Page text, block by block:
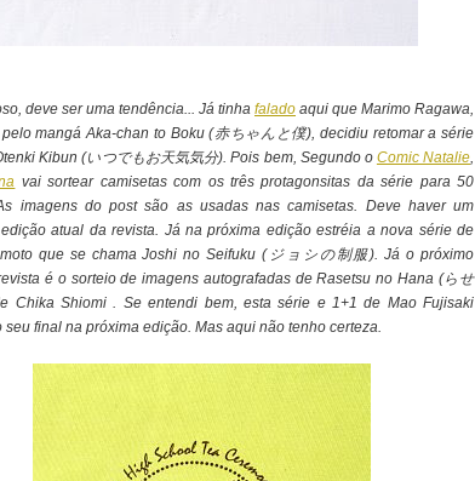
deve ser uma tendência... Já tinha falado aqui que Marimo Ragawa,
mangá Aka-chan to Boku (赤ちゃんと僕), decidiu retomar a série
Kibun (いつでもお天気気分). Pois bem, Segundo o Comic Natalie,
vai sortear camisetas com os três protagonsitas da série para 50
imagens do post são as usadas nas camisetas. Deve haver um
atual da revista. Já na próxima edição estréia a nova série de
que se chama Joshi no Seifuku (ジョシの制服). Já o próximo
é o sorteio de imagens autografadas de Rasetsu no Hana (らせ
Chika Shiomi . Se entendi bem, esta série e 1+1 de Mao Fujisaki
seu final na próxima edição. Mas aqui não tenho certeza.